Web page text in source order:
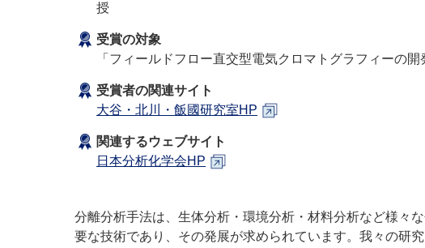
授
受賞の対象
「フィールドフロー直交型電気クロマトグラフィーの開
受賞者の関連サイト
大谷・北川・飯國研究室HP
関連するウェブサイト
日本分析化学会HP
分離分析手法は、生体分析・環境分析・材料分析など様々
要な技術であり、その発展が求められています。我々の研